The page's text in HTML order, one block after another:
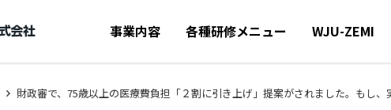
事業内容 各種研修メニュー WJU-ZEMI
財政審で、75歳以上の医療費負担「２割に引き上げ」提案がされました。もし、